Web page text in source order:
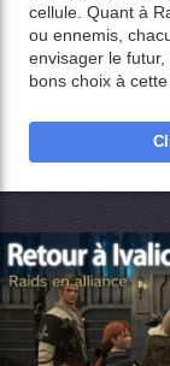
cellule. Quant à
ou ennemis,
envisager le
bons choix à